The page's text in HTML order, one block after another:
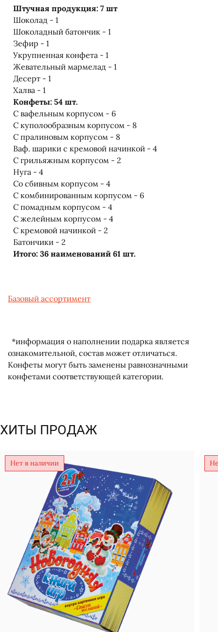
Штучная продукция: 7 шт
Шоколад - 1
Шоколадный батончик - 1
Зефир - 1
Укрупненная конфета - 1
Жевательный мармелад - 1
Десерт - 1
Халва - 1
Конфеты: 54 шт.
С вафельным корпусом - 6
С куполообразным корпусом - 8
С пралиновым корпусом - 8
Ваф. шарики с кремовой начинкой - 4
С грильяжным корпусом - 2
Нуга - 4
Со сбивным корпусом - 4
С комбинированным корпусом - 6
С помадным корпусом - 4
С желейным корпусом - 4
С кремовой начинкой - 2
Батончики - 2
Итого: 36 наименований 61 шт.
Базовый ассортимент
*информация о наполнении подарка является
ознакомительной, состав может отличаться.
Конфеты могут быть заменены равнозначными
конфетами соответствующей категории.
ХИТЫ ПРОДАЖ
Нет в наличии